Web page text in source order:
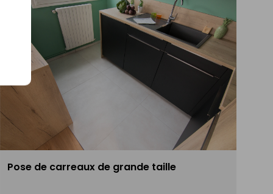
Pose de carreaux de grande taille